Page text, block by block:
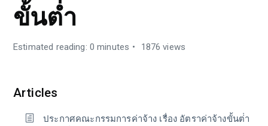
ขั้นต่ำ
Estimated reading: 0 minutes 1876 views
Articles
ประกาศคณะกรรมการค่าจ้าง เรื่อง อัตราค่าจ้างขั้นต่่า